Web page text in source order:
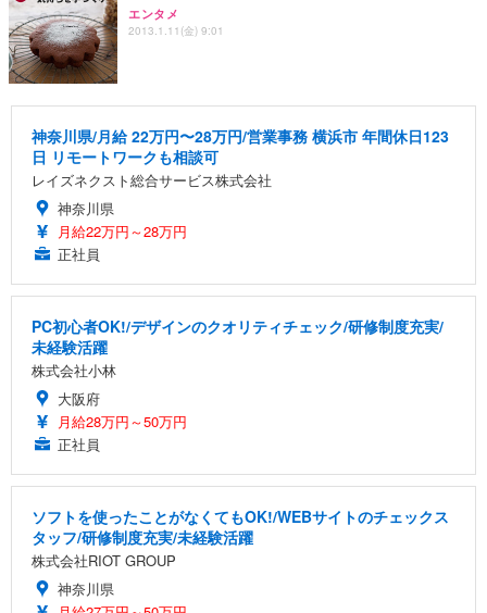
エンタメ
2013.1.11(金) 9:01
神奈川県/月給 22万円〜28万円/営業事務 横浜市 年間休日123
日 リモートワークも相談可
レイズネクスト総合サービス株式会社
神奈川県
月給22万円～28万円
正社員
PC初心者OK!/デザインのクオリティチェック/研修制度充実/
未経験活躍
株式会社小林
大阪府
月給28万円～50万円
正社員
ソフトを使ったことがなくてもOK!/WEBサイトのチェックス
タッフ/研修制度充実/未経験活躍
株式会社RIOT GROUP
神奈川県